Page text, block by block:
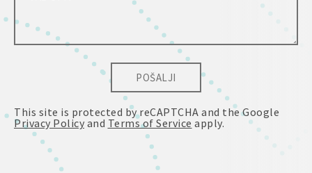
POŠALJI
This site is protected by reCAPTCHA and the Google
Privacy Policy and Terms of Service apply.